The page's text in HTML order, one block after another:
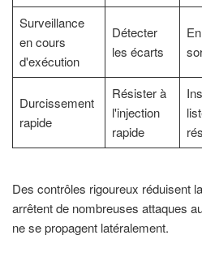
Surveillance
en cours
d'exécution
Détecter
les écarts
Durcissement
rapide
Résister à
l'injection
rapide
Des contrôles rigoureux réduisent
arrêtent de nombreuses attaques
ne se propagent latéralement.